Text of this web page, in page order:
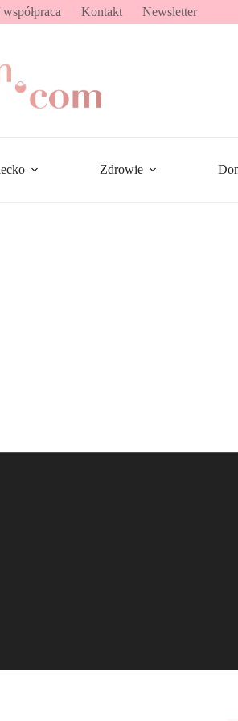
Kontakt Newsletter
Zdrowie